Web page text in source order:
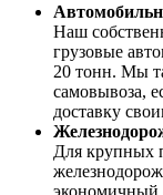
Наш
грузовые
20 тонн. Мы
самовывоза,
доставку
Для крупных
экономичный